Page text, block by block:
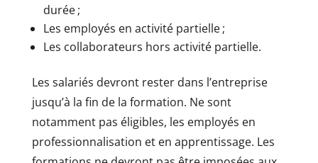
durée ;
Les employés en activité partielle ;
Les collaborateurs hors activité partielle.
Les salariés devront rester dans l’entreprise
jusqu’à la fin de la formation. Ne sont
notamment pas éligibles, les employés en
professionnalisation et en apprentissage. Les